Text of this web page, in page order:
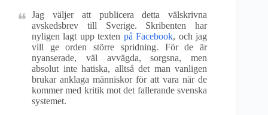
Jag väljer att publicera detta välskrivna
avskedsbrev till Sverige. Skribenten har
nyligen lagt upp texten på Facebook, och jag
vill ge orden större spridning. För de är
nyanserade, väl avvägda, sorgsna, men
absolut inte hatiska, alltså det man vanligen
brukar anklaga människor för att vara när de
kommer med kritik mot det fallerande svenska
systemet.